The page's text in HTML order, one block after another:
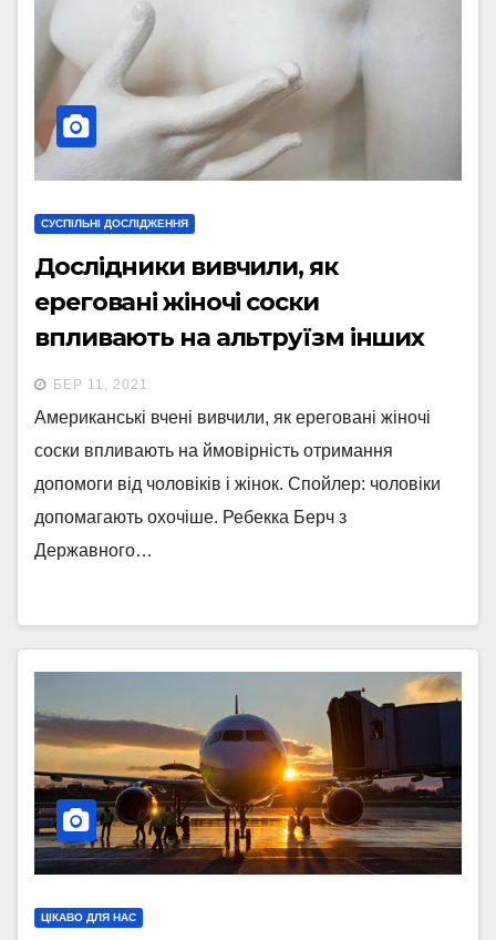
СУСПІЛЬНІ ДОСЛІДЖЕННЯ
Дослідники вивчили, як
ереговані жіночі соски
впливають на альтруїзм інших
людей
БЕР 11, 2021
Американські вчені вивчили, як ереговані жіночі
соски впливають на ймовірність отримання
допомоги від чоловіків і жінок. Спойлер: чоловіки
допомагають охочіше. Ребекка Берч з
Державного…
ЦІКАВО ДЛЯ НАС